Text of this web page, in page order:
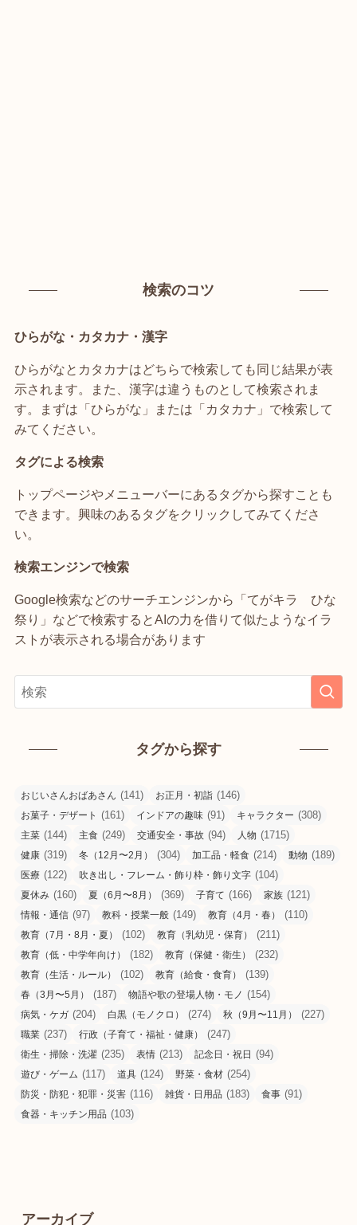
検索のコツ
ひらがな・カタカナ・漢字
ひらがなとカタカナはどちらで検索しても同じ結果が表
示されます。また、漢字は違うものとして検索されま
す。まずは「ひらがな」または「カタカナ」で検索して
みてください。
タグによる検索
トップページやメニューバーにあるタグから探すことも
できます。興味のあるタグをクリックしてみてくださ
い。
検索エンジンで検索
Google検索などのサーチエンジンから「てがキラ ひな
祭り」などで検索するとAIの力を借りて似たようなイラ
ストが表示される場合があります
タグから探す
おじいさんおばあさん (141) お正月・初詣 (146)
お菓子・デザート (161) インドアの趣味 (91) キャラクター (308)
主菜 (144) 主食 (249) 交通安全・事故 (94) 人物 (1715)
健康 (319) 冬（12月〜2月） (304) 加工品・軽食 (214) 動物 (189)
医療 (122) 吹き出し・フレーム・飾り枠・飾り文字 (104)
夏休み (160) 夏（6月〜8月） (369) 子育て (166) 家族 (121)
情報・通信 (97) 教科・授業一般 (149) 教育（4月・春） (110)
教育（7月・8月・夏） (102) 教育（乳幼児・保育） (211)
教育（低・中学年向け） (182) 教育（保健・衛生） (232)
教育（生活・ルール） (102) 教育（給食・食育） (139)
春（3月〜5月） (187) 物語や歌の登場人物・モノ (154)
病気・ケガ (204) 白黒（モノクロ） (274) 秋（9月〜11月） (227)
職業 (237) 行政（子育て・福祉・健康） (247)
衛生・掃除・洗濯 (235) 表情 (213) 記念日・祝日 (94)
遊び・ゲーム (117) 道具 (124) 野菜・食材 (254)
防災・防犯・犯罪・災害 (116) 雑貨・日用品 (183) 食事 (91)
食器・キッチン用品 (103)
アーカイブ